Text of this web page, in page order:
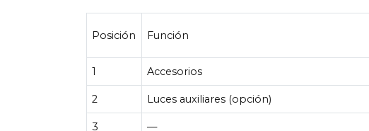
Posición Función
1 Accesorios
2 Luces auxiliares (opción)
3 —